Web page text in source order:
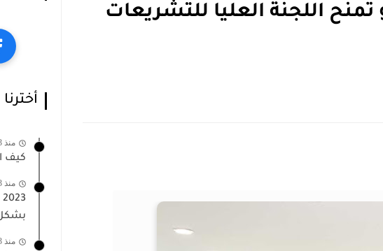
تمنح اللجنة العليا للتشريعات
منذ 3 سنة
كيف
منذ 3 سنة
منذ 3 سنة